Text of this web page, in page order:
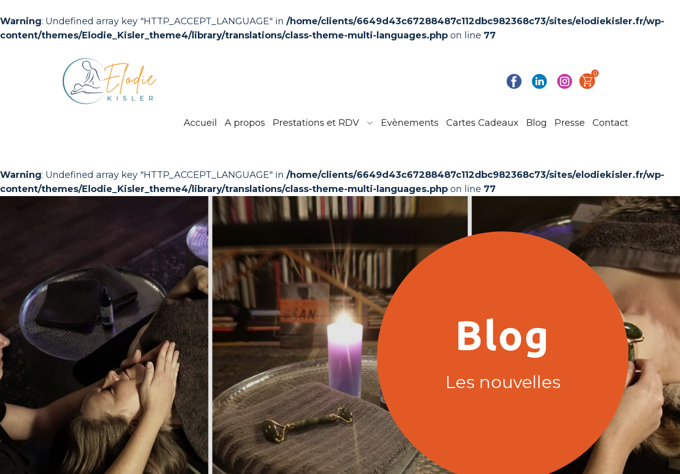
Warning: Undefined array key "HTTP_ACCEPT_LANGUAGE" in /home/clients/6649d43c67288487c112dbc982368c73/sites/elodiekisler.fr/wp-
content/themes/Elodie_Kisler_theme4/library/translations/class-theme-multi-languages.php on line 77
0
Accueil A propos Prestations et RDV Evènements Cartes Cadeaux Blog Presse Contact
Warning: Undefined array key "HTTP_ACCEPT_LANGUAGE" in /home/clients/6649d43c67288487c112dbc982368c73/sites/elodiekisler.fr/wp-
content/themes/Elodie_Kisler_theme4/library/translations/class-theme-multi-languages.php on line 77
Blog
Les nouvelles